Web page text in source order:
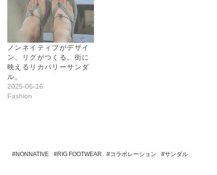
ノンネイティブがデザイ
ン、リグがつくる。街に
映えるリカバリーサンダ
ル。
2025-06-16
Fashion
NONNATIVE RIG FOOTWEAR コラボレーション サンダル